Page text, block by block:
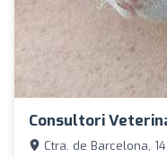
Consultori
Ctra. de Barcelona,